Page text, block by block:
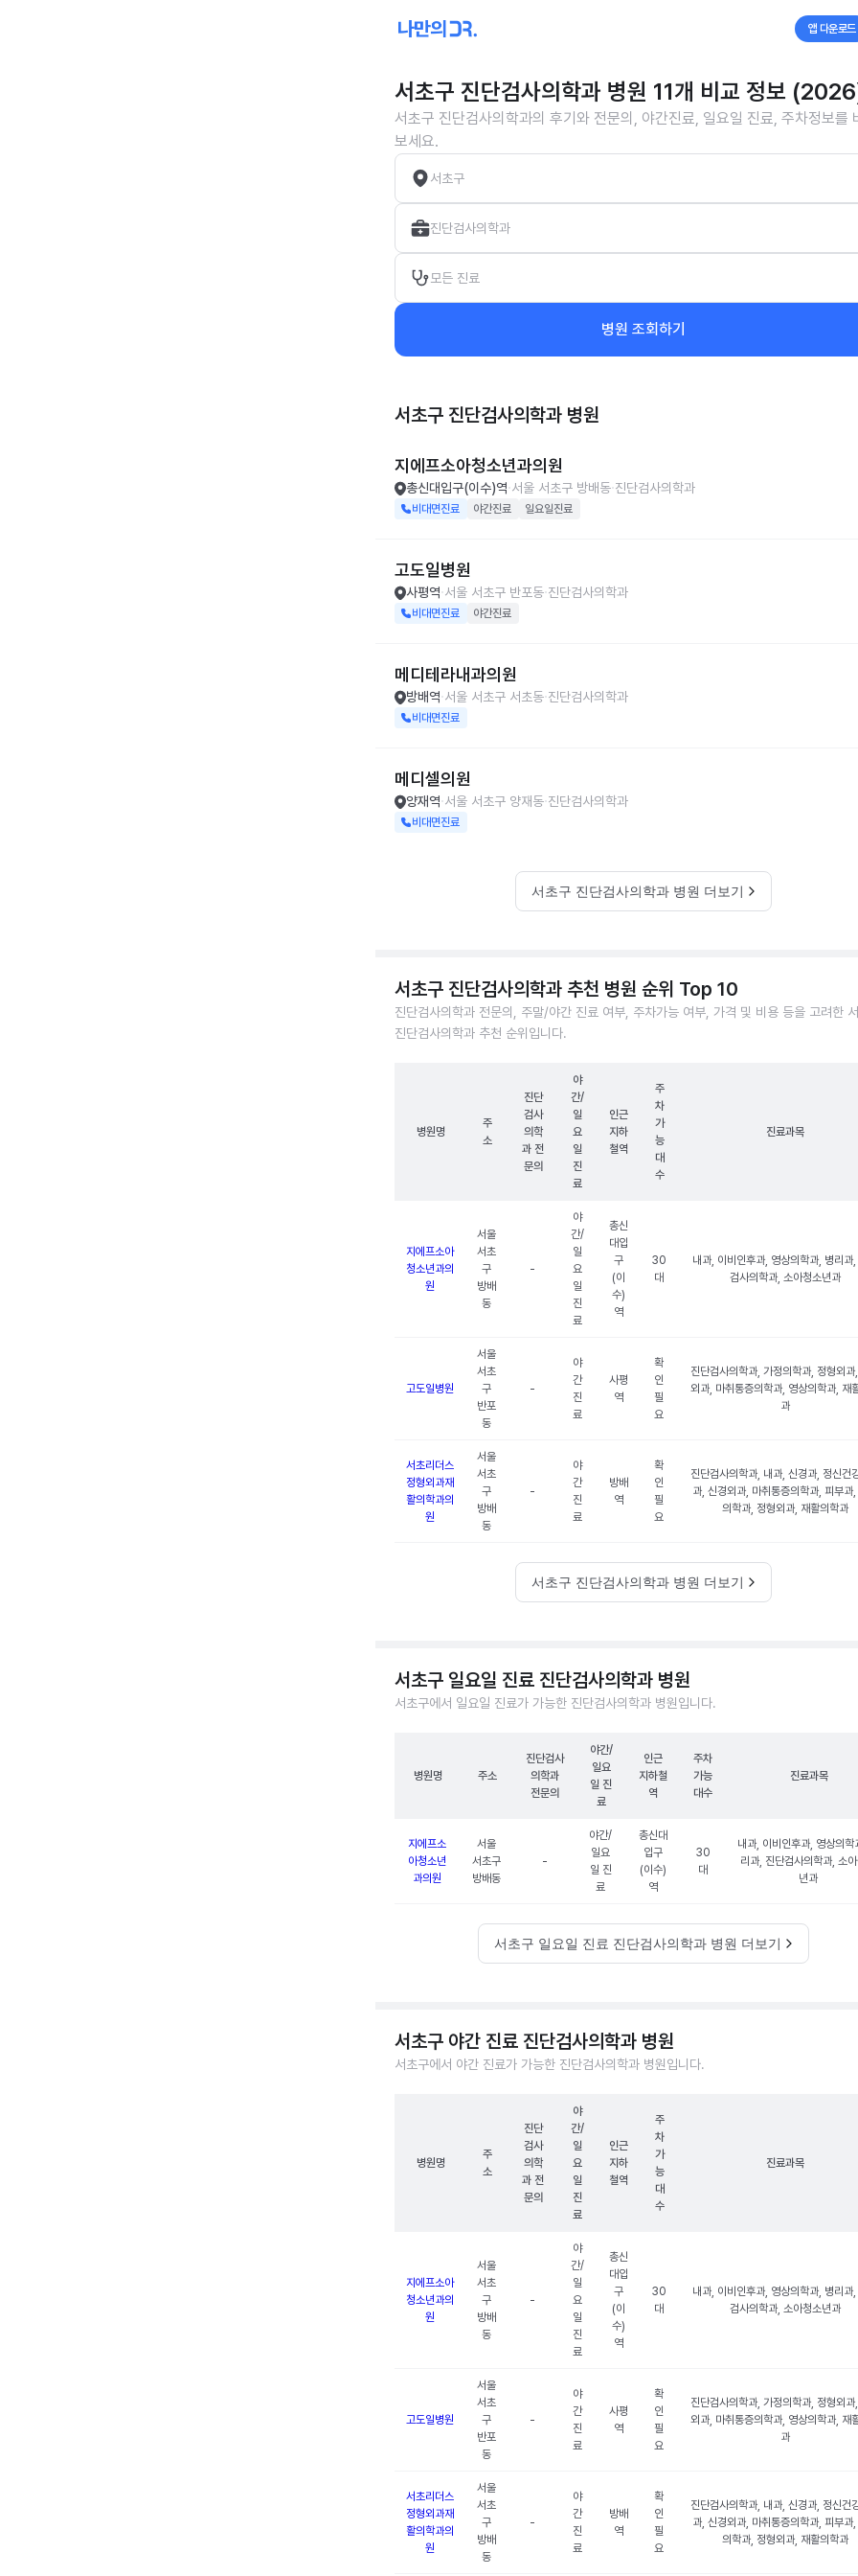
앱 다운로드
서초구 진단검사의학과 병원 11개 비교 정보
서초구 진단검사의학과의 후기와 전문의, 야간진료, 일요일 진료, 주차정보를
보세요.
서초구
진단검사의학과
모든 진료
병원 조회하기
서초구 진단검사의학과 병원
지에프소아청소년과의원
총신대입구(이수)역 서울 서초구 방배동 진단검사의학과
비대면진료 야간진료 일요일진료
고도일병원
사평역 서울 서초구 반포동 진단검사의학과
비대면진료 야간진료
메디테라내과의원
방배역 서울 서초구 서초동 진단검사의학과
비대면진료
메디셀의원
양재역 서울 서초구 양재동 진단검사의학과
비대면진료
서초구 진단검사의학과 병원 더보기
서초구 진단검사의학과 추천 병원 순위 Top 10
진단검사의학과 전문의, 주말/야간 진료 여부, 주차가능 여부, 가격 및 비용 등을 고려한
진단검사의학과 추천 순위입니다.
병원명
주
소
진단
검사
의학
과 전
문의
야
간/
일
요
일
진
료
인근
지하
철역
주
차
가
능
대
수
진료과목
지에프소아
청소년과의
원
서울
서초
구
방배
동
-
야
간/
일
요
일
진
료
총신
대입
구
(이
수)
역
30
대
내과, 이비인후과, 영상의학과, 병리과
검사의학과, 소아청소년과
고도일병원
서울
서초
구
반포
동
-
야
간
진
료
사평
역
확
인
필
요
진단검사의학과, 가정의학과, 정형외과
외과, 마취통증의학과, 영상의학과, 재
과
서초리더스
정형외과재
활의학과의
원
서울
서초
구
방배
동
-
야
간
진
료
방배
역
확
인
필
요
진단검사의학과, 내과, 신경과, 정신건
과, 신경외과, 마취통증의학과, 피부과,
의학과, 정형외과, 재활의학과
서초구 진단검사의학과 병원 더보기
서초구 일요일 진료 진단검사의학과 병원
서초구에서 일요일 진료가 가능한 진단검사의학과 병원입니다.
병원명 주소
진단검사
의학과
전문의
야간/
일요
일 진
료
인근
지하철
역
주차
가능
대수
진료과목
지에프소
아청소년
과의원
서울
서초구
방배동
-
야간/
일요
일 진
료
총신대
입구
(이수)
역
30
대
내과, 이비인후과, 영상의학
리과, 진단검사의학과, 소
년과
서초구 일요일 진료 진단검사의학과 병원 더보기
서초구 야간 진료 진단검사의학과 병원
서초구에서 야간 진료가 가능한 진단검사의학과 병원입니다.
병원명
주
소
진단
검사
의학
과 전
문의
야
간/
일
요
일
진
료
인근
지하
철역
주
차
가
능
대
수
진료과목
지에프소아
청소년과의
원
서울
서초
구
방배
동
-
야
간/
일
요
일
진
료
총신
대입
구
(이
수)
역
30
대
내과, 이비인후과, 영상의학과, 병리과
검사의학과, 소아청소년과
고도일병원
서울
서초
구
반포
동
-
야
간
진
료
사평
역
확
인
필
요
진단검사의학과, 가정의학과, 정형외과
외과, 마취통증의학과, 영상의학과, 재
과
서초리더스
정형외과재
활의학과의
원
서울
서초
구
방배
동
-
야
간
진
료
방배
역
확
인
필
요
진단검사의학과, 내과, 신경과, 정신건
과, 신경외과, 마취통증의학과, 피부과,
의학과, 정형외과, 재활의학과